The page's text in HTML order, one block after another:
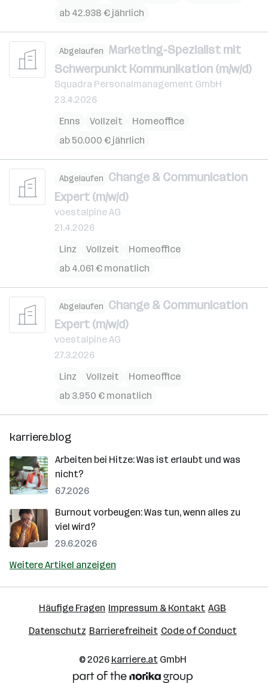
ab 42.938 € jährlich
Abgelaufen Marketing-Spezialist mit
Schwerpunkt Kommunikation (m/w/d)
Squadra Personalmanagement GmbH
23.4.2026
Enns
Vollzeit
Homeoffice
ab 50.000 € jährlich
Abgelaufen Change & Communication
Expert (m/w/d)
voestalpine AG
21.4.2026
Linz
Vollzeit
Homeoffice
ab 4.061 € monatlich
Abgelaufen Change & Communication
Expert (m/w/d)
voestalpine AG
27.3.2026
Linz
Vollzeit
Homeoffice
ab 3.950 € monatlich
karriere.blog
Arbeiten bei Hitze: Was ist erlaubt und was
nicht?
6.7.2026
Burnout vorbeugen: Was tun, wenn alles zu
viel wird?
29.6.2026
Weitere Artikel anzeigen
Häufige Fragen Impressum & Kontakt AGB
Datenschutz Barrierefreiheit Code of Conduct
© 2026 karriere.atGmbH